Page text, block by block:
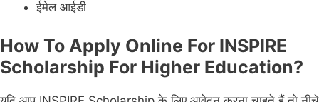
ईमेल आईडी
How To Apply Online For INSPIRE
Scholarship For Higher Education?